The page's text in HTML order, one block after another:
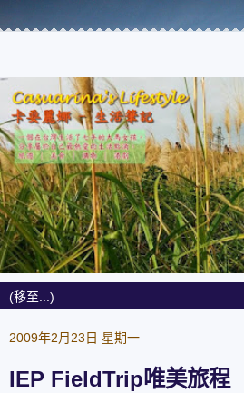
2009年2月23日 星期一
IEP FieldTrip唯美旅程